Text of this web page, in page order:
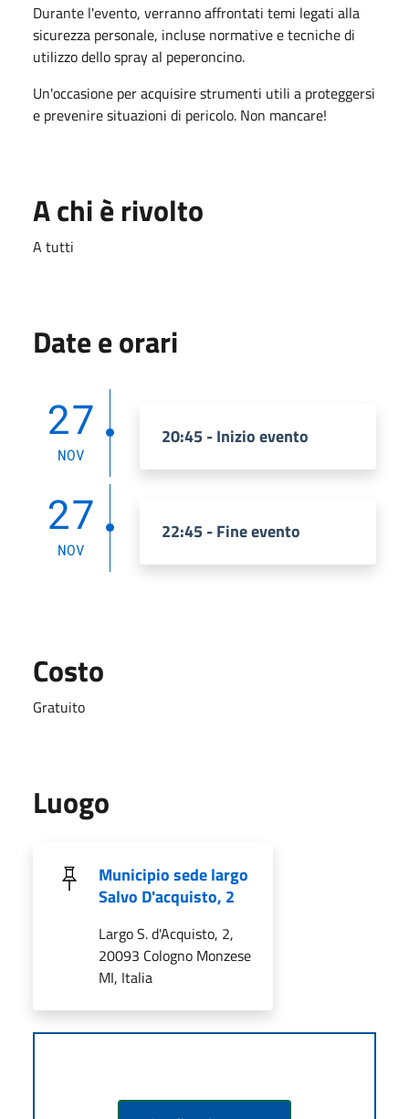
Durante l'evento, verranno affrontati temi legati alla
sicurezza personale, incluse normative e tecniche di
utilizzo dello spray al peperoncino.
Un'occasione per acquisire strumenti utili a proteggersi
e prevenire situazioni di pericolo. Non mancare!
A chi è rivolto
A tutti
Date e orari
27
NOV
20:45 - Inizio evento
27
NOV
22:45 - Fine evento
Costo
Gratuito
Luogo
Municipio sede largo
Salvo D'acquisto, 2
Largo S. d'Acquisto, 2,
20093 Cologno Monzese
MI, Italia